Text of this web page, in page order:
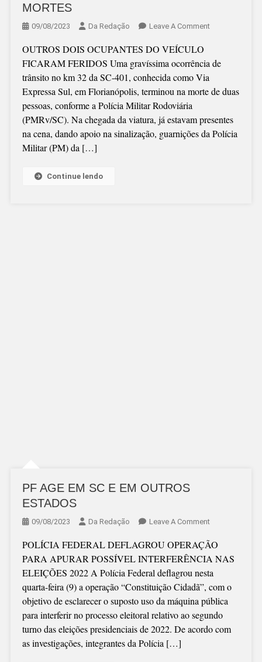
MORTES
09/08/2023 Da Redação Leave A CommentOn
DE
TRÂNSITO
NA
401
TEM
OUTROS DOIS OCUPANTES DO VEÍCULO
FICARAM FERIDOS Uma gravíssima ocorrência de
trânsito no km 32 da SC-401, conhecida como Via
Expressa Sul, em Florianópolis, terminou na morte de duas
pessoas, conforme a Polícia Militar Rodoviária
(PMRv/SC). Na chegada da viatura, já estavam presentes
na cena, dando apoio na sinalização, guarnições da Polícia
Militar (PM) da […]
Continue lendo
PF AGE EM SC E EM OUTROS
ESTADOS
09/08/2023 Da Redação Leave A CommentOn
AGE
EM
SC
E
EM
OUTROS
ESTADOS
POLÍCIA FEDERAL DEFLAGROU OPERAÇÃO
PARA APURAR POSSÍVEL INTERFERÊNCIA NAS
ELEIÇÕES 2022 A Polícia Federal deflagrou nesta
quarta-feira (9) a operação “Constituição Cidadã”, com o
objetivo de esclarecer o suposto uso da máquina pública
para interferir no processo eleitoral relativo ao segundo
turno das eleições presidenciais de 2022. De acordo com
as investigações, integrantes da Polícia […]